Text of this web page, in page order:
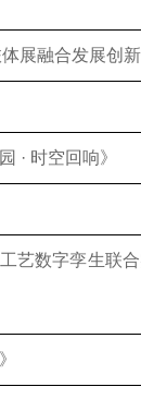
体展融合发展创
· 时空回响》
艺数字孪生联